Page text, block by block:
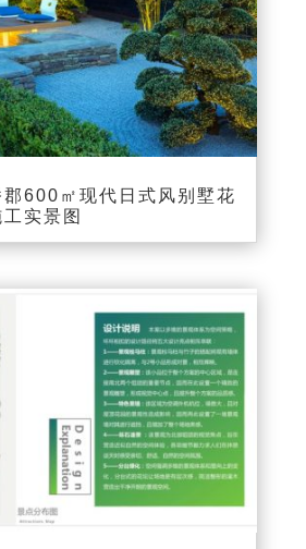
郡600㎡现代日式风别墅花
实景图